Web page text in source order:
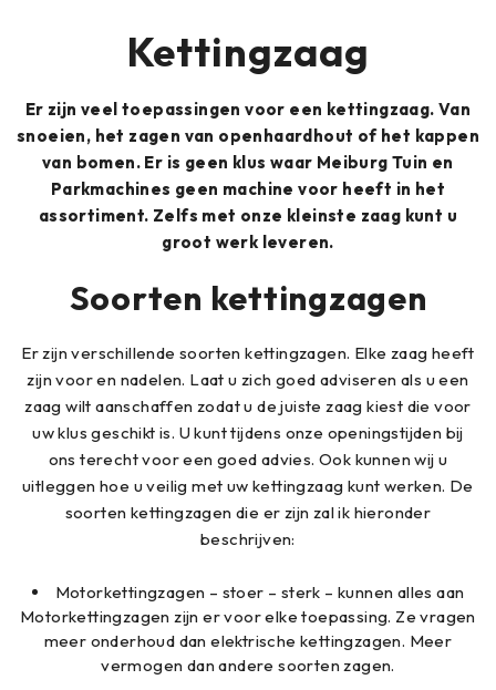
Kettingzaag
Er zijn veel toepassingen voor een kettingzaag. Van
snoeien, het zagen van openhaardhout of het kappen
van bomen. Er is geen klus waar Meiburg Tuin en
Parkmachines geen machine voor heeft in het
assortiment. Zelfs met onze kleinste zaag kunt u
groot werk leveren.
Soorten kettingzagen
Er zijn verschillende soorten kettingzagen. Elke zaag heeft
zijn voor en nadelen. Laat u zich goed adviseren als u een
zaag wilt aanschaffen zodat u de juiste zaag kiest die voor
uw klus geschikt is. U kunt tijdens onze openingstijden bij
ons terecht voor een goed advies. Ook kunnen wij u
uitleggen hoe u veilig met uw kettingzaag kunt werken. De
soorten kettingzagen die er zijn zal ik hieronder
beschrijven:
Motorkettingzagen – stoer – sterk – kunnen alles aan
Motorkettingzagen zijn er voor elke toepassing. Ze vragen
meer onderhoud dan elektrische kettingzagen. Meer
vermogen dan andere soorten zagen.